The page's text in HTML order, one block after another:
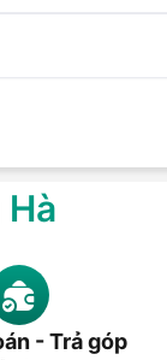
- Trả góp